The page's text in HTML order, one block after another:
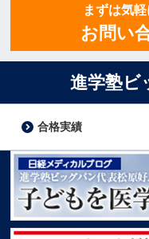
まずは気
お問い
子ども
進学塾ビ
合格実績